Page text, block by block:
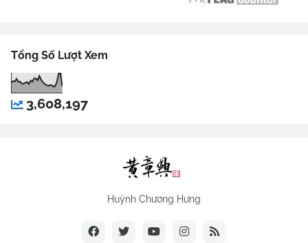
Tổng Số Lượt Xem
3,608,197
Huỳnh Chương Hưng